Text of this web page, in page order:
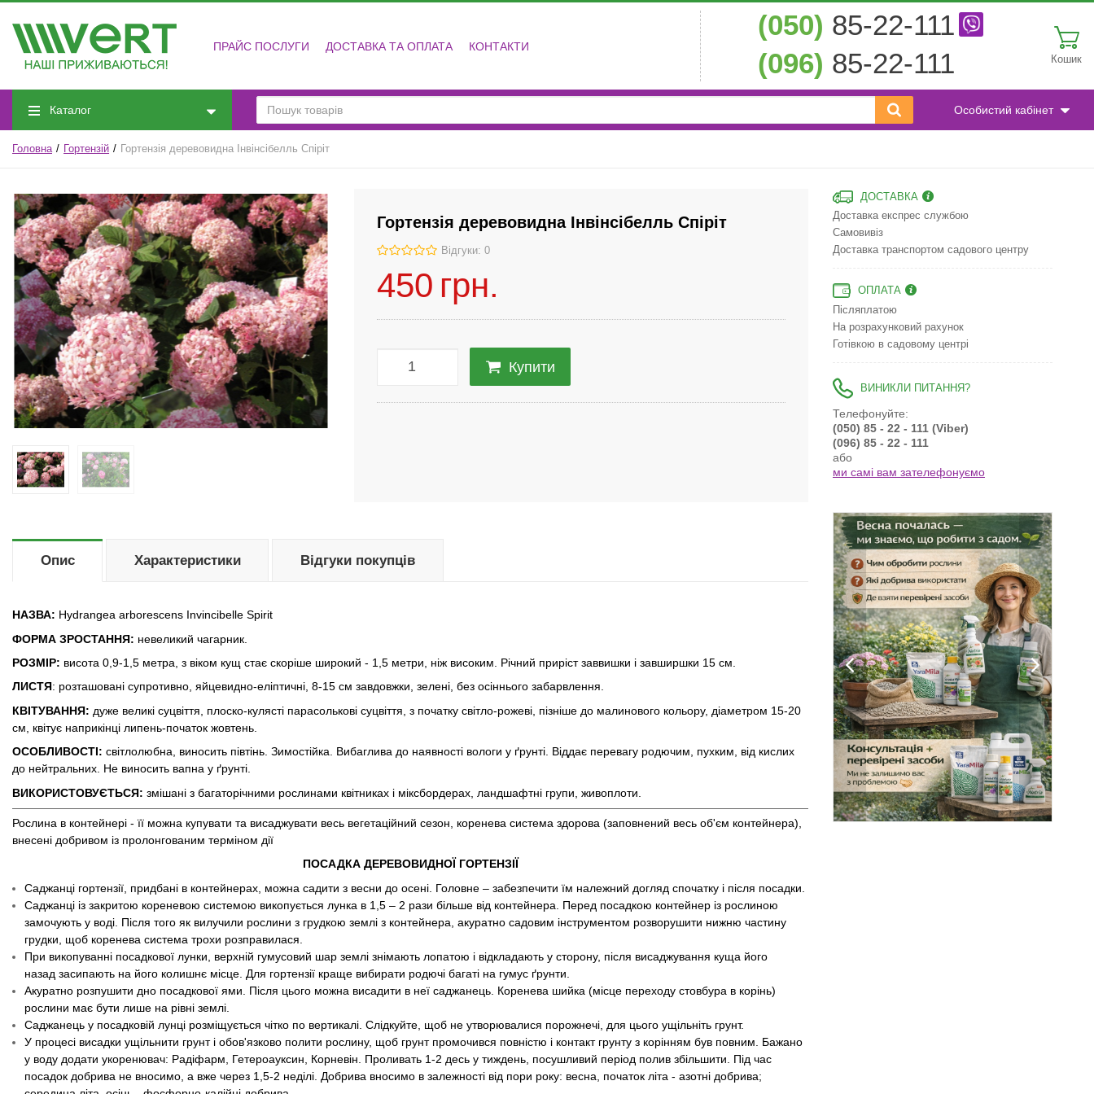
ПРАЙС ПОСЛУГИ ДОСТАВКА ТА ОПЛАТА КОНТАКТИ
(050) 85-22-111
(096) 85-22-111 Кошик
Каталог Особистий кабінет
Головна Гортензій Гортензія деревовидна Інвінсібелль Спіріт
Гортензія деревовидна Інвінсібелль Спіріт
Відгуки: 0
450 грн.
Купити
Опис
НАЗВА: Hydrangea arborescens Invincibelle Spirit
ФОРМА ЗРОСТАННЯ: невеликий чагарник.
РОЗМІР: висота 0,9-1,5 метра, з віком кущ стає скоріше широкий - 1,5 метри, ніж високим. Річний приріст заввишки і завширшки 15 см.
ЛИСТЯ: розташовані супротивно, яйцевидно-еліптичні, 8-15 см завдовжки, зелені, без осіннього забарвлення.
КВІТУВАННЯ: дуже великі суцвіття, плоско-кулясті парасолькові суцвіття, з початку світло-рожеві, пізніше до малинового кольору, діаметром 15-20
см, квітує наприкінці липень-початок жовтень.
ОСОБЛИВОСТІ: світлолюбна, виносить півтінь. Зимостійка. Вибаглива до наявності вологи у ґрунті. Віддає перевагу родючим, пухким, від кислих
до нейтральних. Не виносить вапна у ґрунті.
ВИКОРИСТОВУЄТЬСЯ: змішані з багаторічними рослинами квітниках і міксбордерах, ландшафтні групи, живоплоти.
Рослина в контейнері - її можна купувати та висаджувати весь вегетаційний сезон, коренева система здорова (заповнений весь об'єм контейнера),
внесені добривом із пролонгованим терміном дії
ПОСАДКА ДЕРЕВОВИДНОЇ ​​ГОРТЕНЗІЇ
Саджанці гортензії, придбані в контейнерах, можна садити з весни до осені. Головне – забезпечити їм належний догляд спочатку і після посадки.
Саджанці із закритою кореневою системою викопується лунка в 1,5 – 2 рази більше від контейнера. Перед посадкою контейнер із рослиною
замочують у воді. Після того як вилучили рослини з грудкою землі з контейнера, акуратно садовим інструментом розворушити нижню частину
грудки, щоб коренева система трохи розправилася.
При викопуванні посадкової лунки, верхній гумусовий шар землі знімають лопатою і відкладають у сторону, після висаджування куща його
назад засипають на його колишнє місце. Для гортензії краще вибирати родючі багаті на гумус ґрунти.
Акуратно розпушити дно посадкової ями. Після цього можна висадити в неї саджанець. Коренева шийка (місце переходу стовбура в корінь)
рослини має бути лише на рівні землі.
Саджанець у посадковій лунці розміщується чітко по вертикалі. Слідкуйте, щоб не утворювалися порожнечі, для цього ущільніть грунт.
У процесі висадки ущільнити грунт і обов'язково полити рослину, щоб грунт промочився повністю і контакт грунту з корінням був повним. Бажано
у воду додати укоренювач: Радіфарм, Гетероауксин, Корневін. Проливать 1-2 десь у тиждень, посушливий період полив збільшити. Під час
посадок добрива не вносимо, а вже через 1,5-2 неділі. Добрива вносимо в залежності від пори року: весна, початок літа - азотні добрива;
Характеристики Відгуки покупців
ДОСТАВКА
Доставка експрес службою
Самовивіз
Доставка транспортом садового центру
ОПЛАТА
Післяплатою
На розрахунковий рахунок
Готівкою в садовому центрі
ВИНИКЛИ ПИТАННЯ?
Телефонуйте:
(050) 85 - 22 - 111 (Viber)
(096) 85 - 22 - 111
або
ми самі вам зателефонуємо